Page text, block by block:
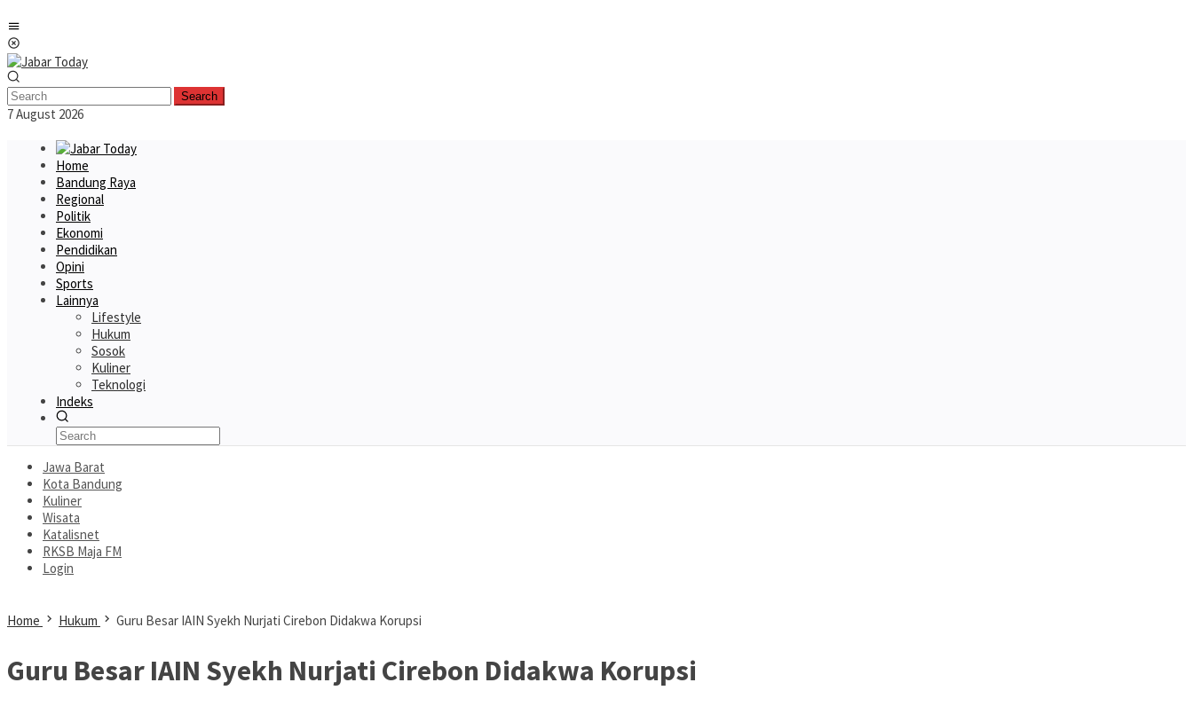
to
content
Search
7 August 2026
Home
Bandung Raya
Regional
Politik
Ekonomi
Pendidikan
Opini
Sports
Lainnya
Lifestyle
Hukum
Sosok
Kuliner
Teknologi
Indeks
Jawa Barat
Kota Bandung
Kuliner
Wisata
Katalisnet
RKSB Maja FM
Login
Home Hukum Guru Besar IAIN Syekh Nurjati Cirebon Didakwa Korupsi
Guru Besar IAIN Syekh Nurjati Cirebon Didakwa Korupsi